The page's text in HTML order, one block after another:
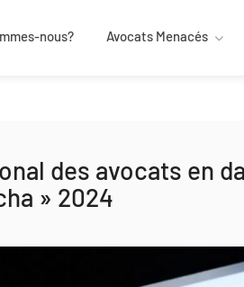
nous? Avocats Menacés
des avocats en
» 2024